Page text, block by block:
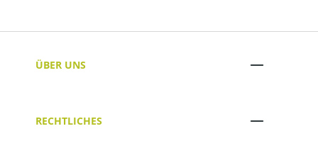
ÜBER UNS
RECHTLICHES